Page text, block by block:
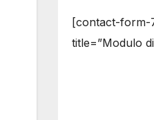
[contact-form-
title=”Modulo